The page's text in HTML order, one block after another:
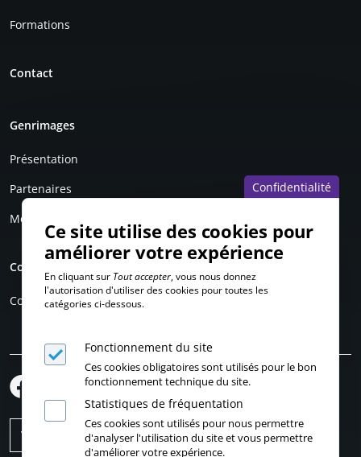
Formations
Contact
Genrimages
Présentation
Partenaires
Mentions légales
Compte personnel
Connexion
Confidentialité
Ce site utilise des cookies pour
améliorer votre expérience
En cliquant sur Tout accepter, vous nous donnez
l'autorisation d'utiliser des cookies pour toutes les
catégories ci-dessous.
Fonctionnement du site
Ces cookies obligatoires sont utilisés pour le bon
fonctionnement technique du site.
Statistiques de fréquentation
Ces cookies sont utilisés pour nous permettre
d'analyser l'utilisation du site et vous permettre
d'améliorer votre expérience.